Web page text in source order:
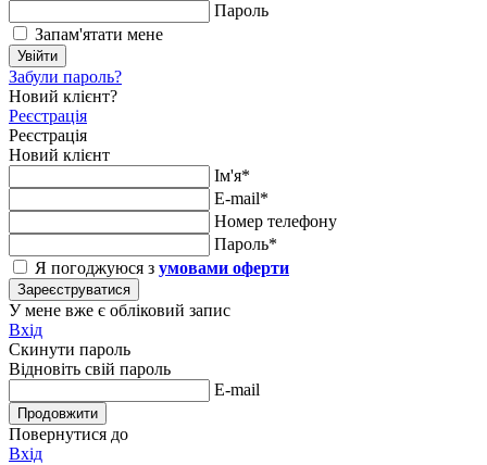
Пароль
Запам'ятати мене
Увійти
Забули пароль?
Новий клієнт?
Реєстрація
Реєстрація
Новий клієнт
Ім'я*
E-mail*
Номер телефону
Пароль*
Я погоджуюся з умовами оферти
Зареєструватися
У мене вже є обліковий запис
Вхід
Скинути пароль
Відновіть свій пароль
E-mail
Продовжити
Повернутися до
Вхід